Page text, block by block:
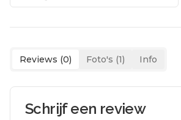
Reviews (0) Foto's (1) Info
Schrijf een review